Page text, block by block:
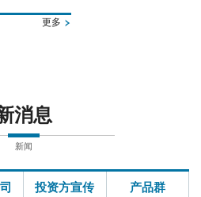
更多
消息
新闻
投资方宣传 产品群